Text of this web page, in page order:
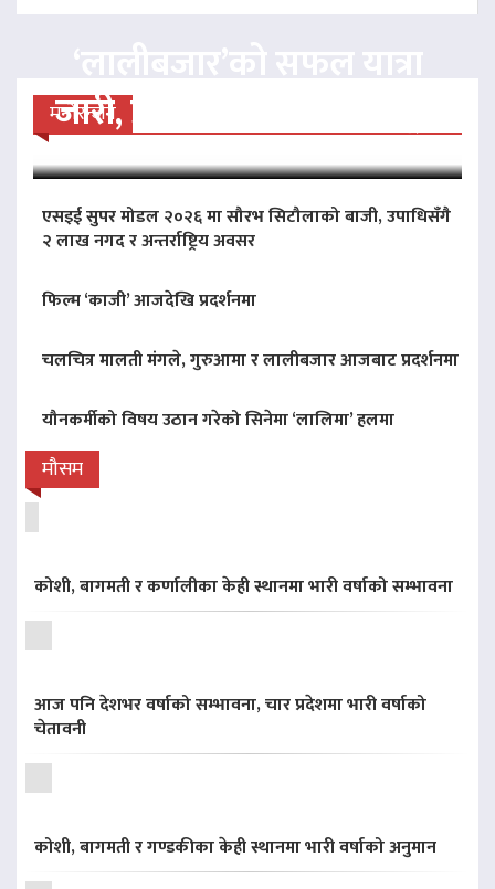
मनोरन्जन
जारी, प्रदर्शनको ५१औँ दिन पूरा
एसइई सुपर मोडल २०२६ मा सौरभ सिटौलाको बाजी, उपाधिसँगै
२ लाख नगद र अन्तर्राष्ट्रिय अवसर
फिल्म ‘काजी’ आजदेखि प्रदर्शनमा
चलचित्र मालती मंगले, गुरुआमा र लालीबजार आजबाट प्रदर्शनमा
यौनकर्मीको विषय उठान गरेको सिनेमा ‘लालिमा’ हलमा
मौसम
कोशी, बागमती र कर्णालीका केही स्थानमा भारी वर्षाको सम्भावना
आज पनि देशभर वर्षाको सम्भावना, चार प्रदेशमा भारी वर्षाको
चेतावनी
कोशी, बागमती र गण्डकीका केही स्थानमा भारी वर्षाको अनुमान